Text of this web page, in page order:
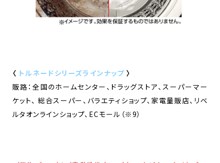
〈 トルネードシリーズラインナップ 〉
販路：全国のホームセンター、ドラッグストア、スーパーマー
ケット、 総合スーパー、バラエティショップ、家電量販店、リベ
ルタオンラインショップ、ECモール（※9）